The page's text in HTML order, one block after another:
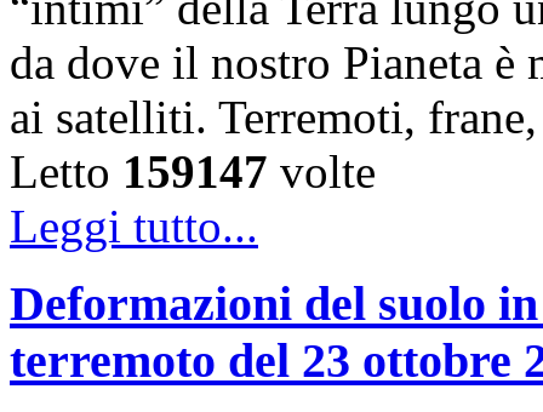
da dove il nostro Pianeta è
ai satelliti. Terremoti,
Letto 159147 volte
Leggi tutto...
Deformazioni del suolo
terremoto del 23 ottobre